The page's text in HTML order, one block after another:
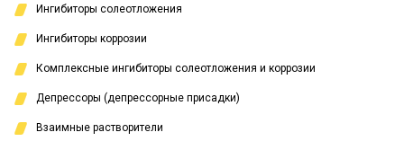
Ингибиторы солеотложения
Ингибиторы коррозии
Комплексные ингибиторы солеотложения и коррозии
Депрессоры (депрессорные присадки)
Взаимные растворители